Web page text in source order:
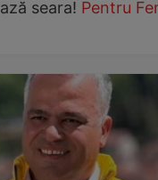
seara! Pentru